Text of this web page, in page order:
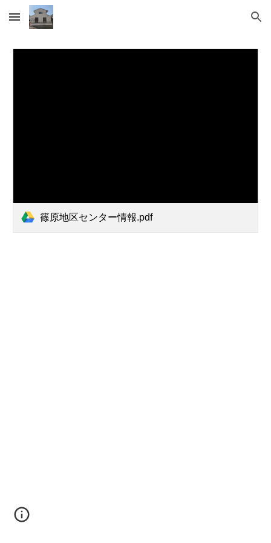
Skip to main content Skip to navigation
篠原地区センター情報.pdf